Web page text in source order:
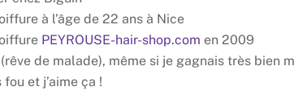
à l’âge de 22 ans à Nice
PEYROUSE-hair-shop.com en 2009
de malade), même si je gagnais très bien
et j’aime ça !